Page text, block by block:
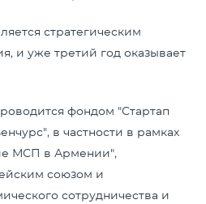
стратегическим
и уже третий год оказывает
фондом "Стартап
в частности в рамках
МСП в Армении",
союзом и
сотрудничества и